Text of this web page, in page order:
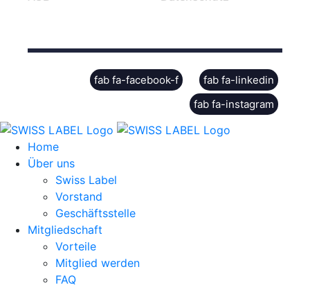
© Swiss Label, All rights reserved
fab fa-facebook-f
fab fa-linkedin
fab fa-instagram
Home
Über uns
Swiss Label
Vorstand
Geschäftsstelle
Mitgliedschaft
Vorteile
Mitglied werden
FAQ